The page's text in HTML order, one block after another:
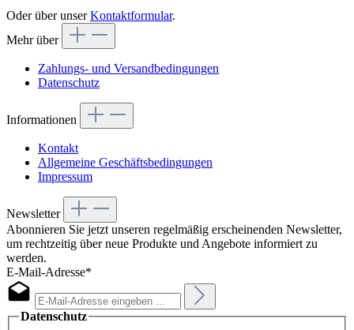
Oder über unserKontaktformular.
Mehr über
Zahlungs- und Versandbedingungen
Datenschutz
Informationen
Kontakt
Allgemeine Geschäftsbedingungen
Impressum
Newsletter
Abonnieren Sie jetzt unseren regelmäßig erscheinenden Newsletter,
um rechtzeitig über neue Produkte und Angebote informiert zu
werden.
E-Mail-Adresse*
Datenschutz